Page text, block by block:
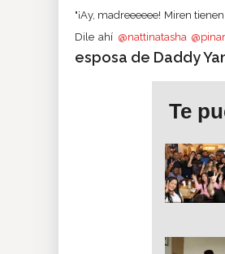
"¡Ay, madreeeeee! Miren
Dile ahí @nattinatasha
esposa de Daddy
Te